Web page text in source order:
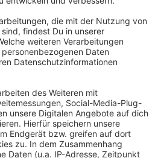
kleine Berühmtheit sehen
sich Skippy den Promistatus
für Schlagzeilen gesorgt,
im Beutel um den Bauch
den anderen Kängurus teilt
künftig auch mit einem